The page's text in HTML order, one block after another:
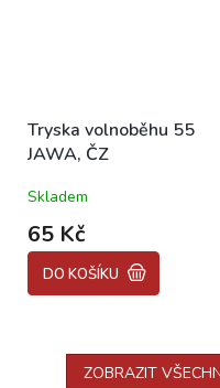
Tryska volnoběhu 55
JAWA, ČZ
Skladem
65 Kč
DO KOŠÍKU
ZOBRAZIT